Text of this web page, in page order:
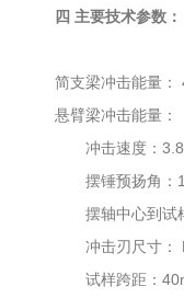
四 主要技术参数：
简支梁冲击能量：
悬臂梁冲击能量
冲击速度：
摆锤预扬角
摆轴中心到试
冲击刃尺寸：
试样跨距：